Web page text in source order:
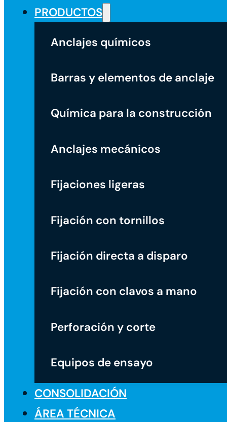
PRODUCTOS
Anclajes químicos
Barras y elementos de anclaje
Química para la construcción
Anclajes mecánicos
Fijaciones ligeras
Fijación con tornillos
Fijación directa a disparo
Fijación con clavos a mano
Perforación y corte
Equipos de ensayo
CONSOLIDACIÓN
ÁREA TÉCNICA